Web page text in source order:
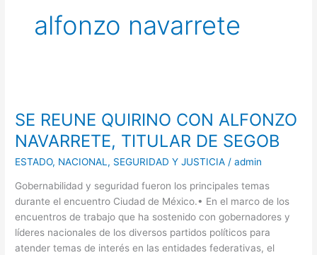
alfonzo navarrete
SE REUNE QUIRINO CON ALFONZO
NAVARRETE, TITULAR DE SEGOB
ESTADO, NACIONAL , SEGURIDAD Y JUSTICIA /admin
Gobernabilidad y seguridad fueron los principales temas
durante el encuentro Ciudad de México.• En el marco de los
encuentros de trabajo que ha sostenido con gobernadores y
líderes nacionales de los diversos partidos políticos para
atender temas de interés en las entidades federativas, el
QUIRINO
CON
ALFONZO
NAVARRETE,
TITULAR
DE